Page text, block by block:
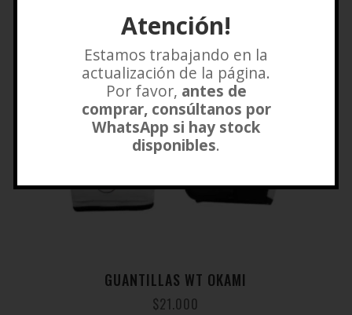
GUANTILLAS WT OKAMI
$21.000
Atención!
Estamos trabajando en la
actualización de la página.
Por favor, antes de
comprar, consúltanos por
WhatsApp si hay stock
disponibles.